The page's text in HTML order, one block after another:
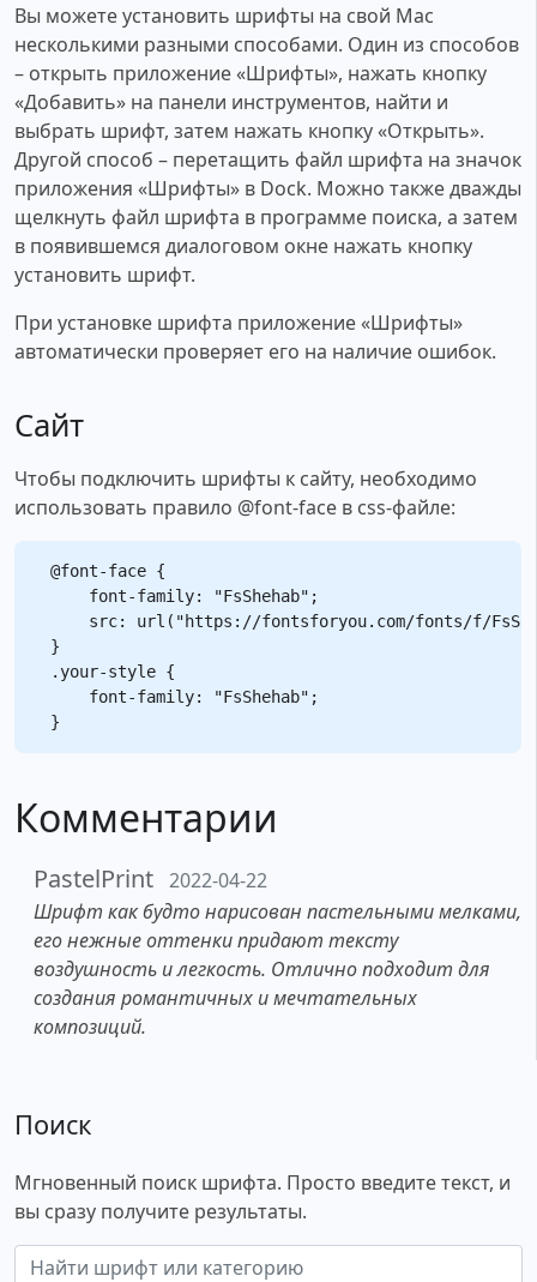
Вы можете установить шрифты на свой Mac
несколькими разными способами. Один из способов
– открыть приложение «Шрифты», нажать кнопку
«Добавить» на панели инструментов, найти и
выбрать шрифт, затем нажать кнопку «Открыть».
Другой способ – перетащить файл шрифта на значок
приложения «Шрифты» в Dock. Можно также дважды
щелкнуть файл шрифта в программе поиска, а затем
в появившемся диалоговом окне нажать кнопку
установить шрифт.
При установке шрифта приложение «Шрифты»
автоматически проверяет его на наличие ошибок.
Сайт
Чтобы подключить шрифты к сайту, необходимо
использовать правило @font-face в css-файле:
@font-face {
    font-family: "FsShehab";
src: url("https://fontsforyou.com/fonts/f/
}
.your-style {
    font-family: "FsShehab";
Комментарии
PastelPrint 2022-04-22
Шрифт как будто нарисован пастельными мелками,
его нежные оттенки придают тексту
воздушность и легкость. Отлично подходит для
создания романтичных и мечтательных
композиций.
Поиск
Мгновенный поиск шрифта. Просто введите текст, и
вы сразу получите результаты.